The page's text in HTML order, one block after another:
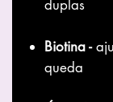
duplas
Biotina -
queda